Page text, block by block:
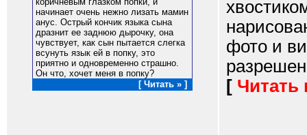
начинает очень нежно лизать мамин
анус. Острый кончик языка сына
дразнит ее заднюю дырочку, она
чувствует, как сын пытается слегка
всунуть язык ей в попку, это
приятно и одновременно страшно.
Он что, хочет меня в попку?
[ Читать » ]
фото и
[ Читать